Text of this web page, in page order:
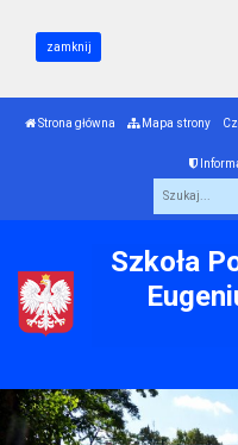
zamknij
Strona główna Mapa strony
Szkoła